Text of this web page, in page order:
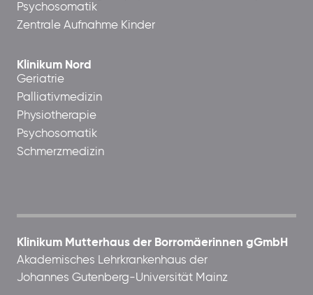
Psychosomatik
Zentrale Aufnahme Kinder
Klinikum Nord
Geriatrie
Palliativmedizin
Physiotherapie
Psychosomatik
Schmerzmedizin
Klinikum Mutterhaus der Borromäerinnen gGmbH
Akademisches Lehrkrankenhaus der
Johannes Gutenberg-Universität Mainz